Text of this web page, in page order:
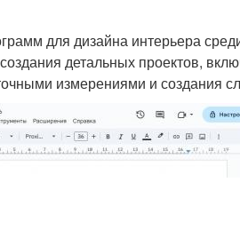
для дизайна интерьера
детальных проектов,
измерениями и создания